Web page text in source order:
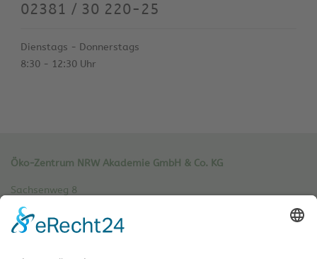
02381 / 30 220-25
Dienstags - Donnerstags
8:30 - 12:30 Uhr
Öko-Zentrum NRW Akademie GmbH & Co. KG
Sachsenweg 8
59073 Hamm
Tel.: 02381 / 30 220-0